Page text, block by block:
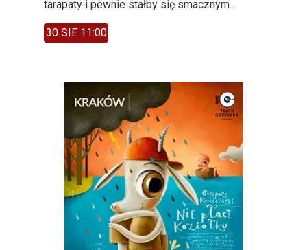
tarapaty i pewnie stałby się smacznym...
30 SIE 11:00